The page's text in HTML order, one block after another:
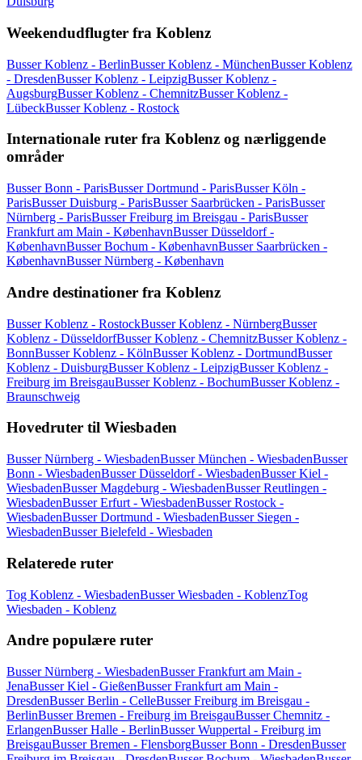
Weekendudflugter fra Koblenz
Busser Koblenz - BerlinBusser Koblenz - MünchenBusser Koblenz
- DresdenBusser Koblenz - LeipzigBusser Koblenz -
AugsburgBusser Koblenz - ChemnitzBusser Koblenz -
LübeckBusser Koblenz - Rostock
Internationale ruter fra Koblenz og nærliggende
områder
Busser Bonn - ParisBusser Dortmund - ParisBusser Köln -
ParisBusser Duisburg - ParisBusser Saarbrücken - ParisBusser
Nürnberg - ParisBusser Freiburg im Breisgau - ParisBusser
Frankfurt am Main - KøbenhavnBusser Düsseldorf -
KøbenhavnBusser Bochum - KøbenhavnBusser Saarbrücken -
KøbenhavnBusser Nürnberg - København
Andre destinationer fra Koblenz
Busser Koblenz - RostockBusser Koblenz - NürnbergBusser
Koblenz - DüsseldorfBusser Koblenz - ChemnitzBusser Koblenz -
BonnBusser Koblenz - KölnBusser Koblenz - DortmundBusser
Koblenz - DuisburgBusser Koblenz - LeipzigBusser Koblenz -
Freiburg im BreisgauBusser Koblenz - BochumBusser Koblenz -
Braunschweig
Hovedruter til Wiesbaden
Busser Nürnberg - WiesbadenBusser München - WiesbadenBusser
Bonn - WiesbadenBusser Düsseldorf - WiesbadenBusser Kiel -
WiesbadenBusser Magdeburg - WiesbadenBusser Reutlingen -
WiesbadenBusser Erfurt - WiesbadenBusser Rostock -
WiesbadenBusser Dortmund - WiesbadenBusser Siegen -
WiesbadenBusser Bielefeld - Wiesbaden
Relaterede ruter
Tog Koblenz - WiesbadenBusser Wiesbaden - KoblenzTog
Wiesbaden - Koblenz
Andre populære ruter
Busser Nürnberg - WiesbadenBusser Frankfurt am Main -
JenaBusser Kiel - GießenBusser Frankfurt am Main -
DresdenBusser Berlin - CelleBusser Freiburg im Breisgau -
BerlinBusser Bremen - Freiburg im BreisgauBusser Chemnitz -
ErlangenBusser Halle - BerlinBusser Wuppertal - Freiburg im
BreisgauBusser Bremen - FlensborgBusser Bonn - DresdenBusser